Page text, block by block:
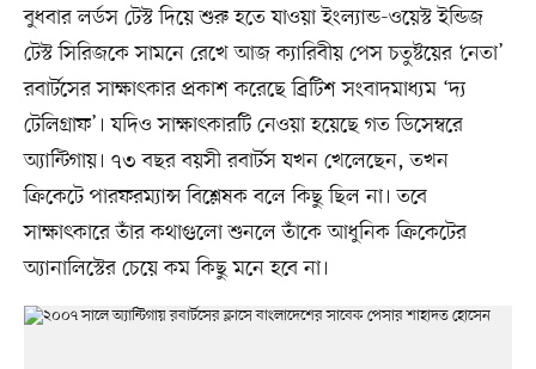
বুধবার লর্ডস টেস্ট দিয়ে শুরু হতে যাওয়া ইংল্যান্ড-ওয়েস্ট ইন্ডিজ
টেস্ট সিরিজকে সামনে রেখে আজ ক্যারিবীয় পেস চতুষ্টয়ের ‘নেতা’
রবার্টসের সাক্ষাৎকার প্রকাশ করেছে ব্রিটিশ সংবাদমাধ্যম ‘দ্য
টেলিগ্রাফ’। যদিও সাক্ষাৎকারটি নেওয়া হয়েছে গত ডিসেম্বরে
অ্যান্টিগায়। ৭৩ বছর বয়সী রবার্টস যখন খেলেছেন, তখন
ক্রিকেটে পারফরম্যান্স বিশ্লেষক বলে কিছু ছিল না। তবে
সাক্ষাৎকারে তাঁর কথাগুলো শুনলে তাঁকে আধুনিক ক্রিকেটের
অ্যানালিস্টের চেয়ে কম কিছু মনে হবে না।